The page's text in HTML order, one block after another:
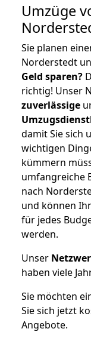
Umzüge
Sie planen
Norderstedt
Geld sparen?
richtig! Unser
zuverlässige
damit Sie sich
wichtigen
kümmern
umfangreiche
nach
und können
für jedes
werden.
Unser
haben viele
Sie möchten
Sie sich jetzt
Angebote.